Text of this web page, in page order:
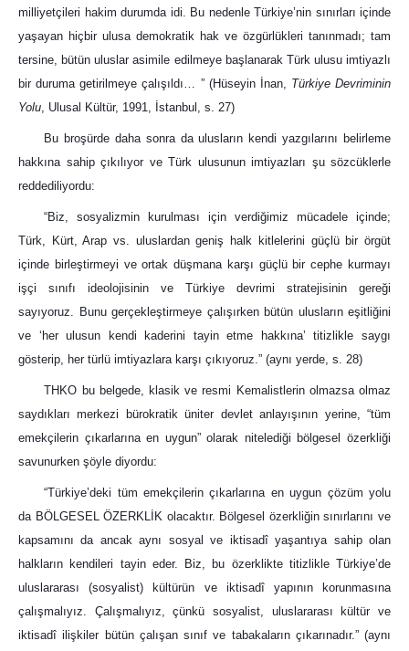
milliyetçileri hakim durumda idi. Bu nedenle Türkiye’nin sınırları içinde
yaşayan hiçbir ulusa demokratik hak ve özgürlükleri tanınmadı; tam
tersine, bütün uluslar asimile edilmeye başlanarak Türk ulusu imtiyazlı
bir duruma getirilmeye çalışıldı… ” (Hüseyin İnan, Türkiye Devriminin
Yolu, Ulusal Kültür, 1991, İstanbul, s. 27)
Bu broşürde daha sonra da ulusların kendi yazgılarını belirleme
hakkına sahip çıkılıyor ve Türk ulusunun imtiyazları şu sözcüklerle
reddediliyordu:
“Biz, sosyalizmin kurulması için verdiğimiz mücadele içinde;
Türk, Kürt, Arap vs. uluslardan geniş halk kitlelerini güçlü bir örgüt
içinde birleştirmeyi ve ortak düşmana karşı güçlü bir cephe kurmayı
işçi sınıfı ideolojisinin ve Türkiye devrimi stratejisinin gereği
sayıyoruz. Bunu gerçekleştirmeye çalışırken bütün ulusların eşitliğini
ve ‘her ulusun kendi kaderini tayin etme hakkına’ titizlikle saygı
gösterip, her türlü imtiyazlara karşı çıkıyoruz.” (aynı yerde, s. 28)
THKO bu belgede, klasik ve resmi Kemalistlerin olmazsa olmaz
saydıkları merkezi bürokratik üniter devlet anlayışının yerine, “tüm
emekçilerin çıkarlarına en uygun” olarak nitelediği bölgesel özerkliği
savunurken şöyle diyordu:
“Türkiye’deki tüm emekçilerin çıkarlarına en uygun çözüm yolu
da BÖLGESEL ÖZERKLİK olacaktır. Bölgesel özerkliğin sınırlarını ve
kapsamını da ancak aynı sosyal ve iktisadî yaşantıya sahip olan
halkların kendileri tayin eder. Biz, bu özerklikte titizlikle Türkiye’de
uluslararası (sosyalist) kültürün ve iktisadî yapının korunmasına
çalışmalıyız. Çalışmalıyız, çünkü sosyalist, uluslararası kültür ve
iktisadî ilişkiler bütün çalışan sınıf ve tabakaların çıkarınadır.” (aynı